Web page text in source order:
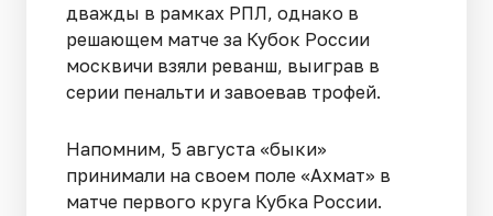
дважды в рамках РПЛ, однако в
решающем матче за Кубок России
москвичи взяли реванш, выиграв в
серии пенальти и завоевав трофей.
Напомним, 5 августа «быки»
принимали на своем поле «Ахмат» в
матче первого круга Кубка России.